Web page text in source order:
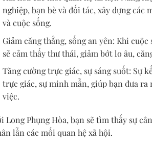
nghiệp, bạn bè và đối tác, xây dựng
và cuộc sống.
Giảm căng thẳng, sống an yên: Khi
sẽ cảm thấy thư thái, giảm bớt lo âu,
Tăng cường trực giác, sự sáng suốt: Sự
trực giác, sự minh mẫn, giúp bạn đưa
việc.
Long Phụng Hòa, bạn sẽ tìm thấy sự
lẫn các mối quan hệ xã hội.